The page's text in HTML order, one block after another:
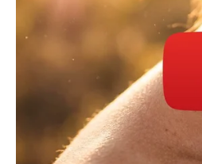
veoma ozbiljno.
Ljubav koja je čekala pravo
put do mnogih srca. Zvijezde
nalazi period tokom kojeg će
procvjetati, a neka poznanstva
važnija nego što se u početku